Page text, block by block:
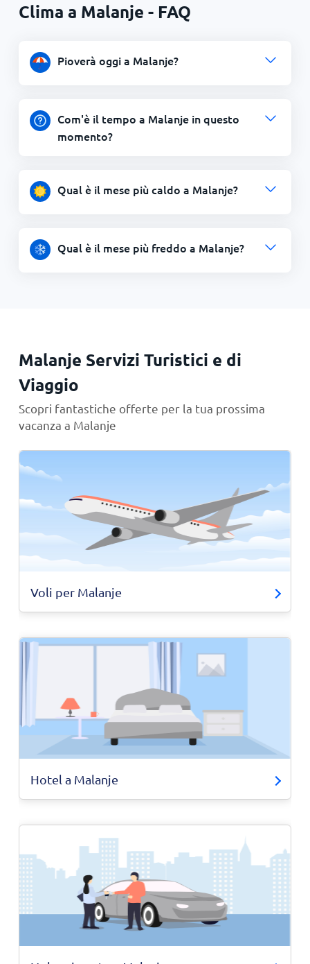
Clima a Malanje - FAQ
Pioverà oggi a Malanje?
Com'è il tempo a Malanje in questo
momento?
Qual è il mese più caldo a Malanje?
Qual è il mese più freddo a Malanje?
Malanje Servizi Turistici e di
Viaggio
Scopri fantastiche offerte per la tua prossima
vacanza a Malanje
Voli per Malanje
Hotel a Malanje